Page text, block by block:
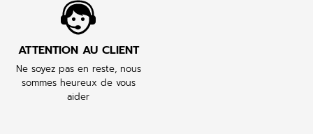
ATTENTION AU CLIENT
Ne soyez pas en reste, nous
sommes heureux de vous
aider